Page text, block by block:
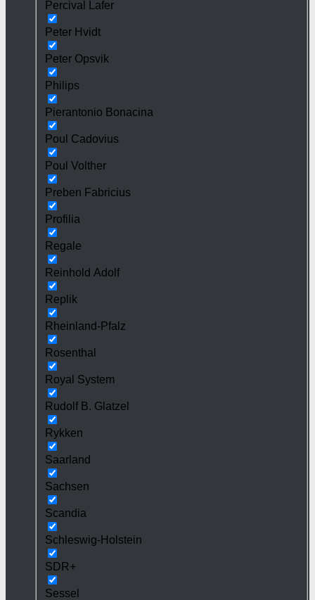
Percival Lafer
Peter Hvidt
Peter Opsvik
Philips
Pierantonio Bonacina
Poul Cadovius
Poul Volther
Preben Fabricius
Profilia
Regale
Reinhold Adolf
Replik
Rheinland-Pfalz
Rosenthal
Royal System
Rudolf B. Glatzel
Rykken
Saarland
Sachsen
Scandia
Schleswig-Holstein
SDR+
Sessel